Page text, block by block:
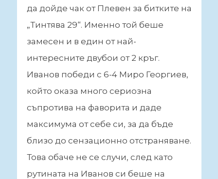
да дойде чак от Плевен за битките на
„Тинтява 29“. Именно той беше
замесен и в един от най-
интересните двубои от 2 кръг.
Иванов победи с 6-4 Миро Георгиев,
който оказа много сериозна
съпротива на фаворита и даде
максимума от себе си, за да бъде
близо до сензационно отстраняване.
Това обаче не се случи, след като
рутината на Иванов си беше на